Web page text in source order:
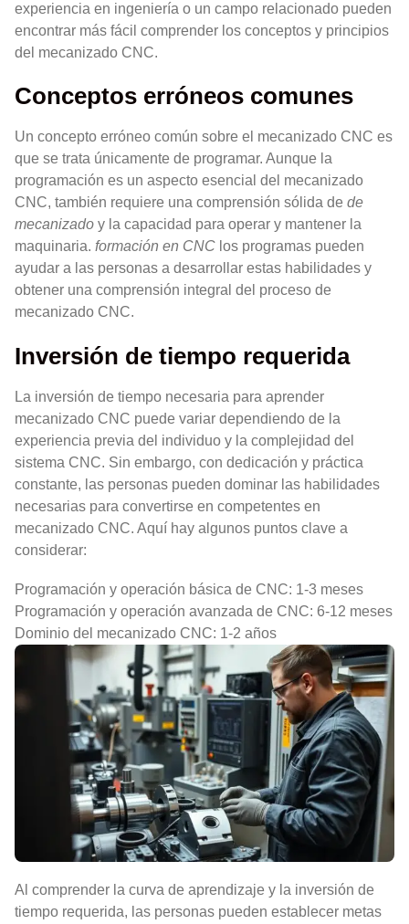
experiencia en ingeniería o un campo relacionado pueden
encontrar más fácil comprender los conceptos y principios
del mecanizado CNC.
Conceptos erróneos comunes
Un concepto erróneo común sobre el mecanizado CNC es
que se trata únicamente de programar. Aunque la
programación es un aspecto esencial del mecanizado
CNC, también requiere una comprensión sólida de de
mecanizado y la capacidad para operar y mantener la
maquinaria. formación en CNC los programas pueden
ayudar a las personas a desarrollar estas habilidades y
obtener una comprensión integral del proceso de
mecanizado CNC.
Inversión de tiempo requerida
La inversión de tiempo necesaria para aprender
mecanizado CNC puede variar dependiendo de la
experiencia previa del individuo y la complejidad del
sistema CNC. Sin embargo, con dedicación y práctica
constante, las personas pueden dominar las habilidades
necesarias para convertirse en competentes en
mecanizado CNC. Aquí hay algunos puntos clave a
considerar:
Programación y operación básica de CNC: 1-3 meses
Programación y operación avanzada de CNC: 6-12 meses
Dominio del mecanizado CNC: 1-2 años
Al comprender la curva de aprendizaje y la inversión de
tiempo requerida, las personas pueden establecer metas